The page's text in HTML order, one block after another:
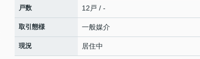
戸数 12戸 / -
取引態様 一般媒介
現況 居住中